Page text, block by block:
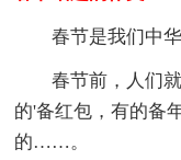
春节是我们中
春节前，人们
的'备红包，有的备
的……。